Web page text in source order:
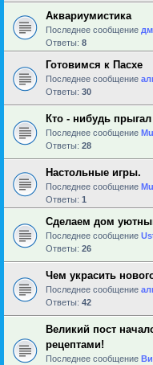
Аквариумистика
Последнее сообщение
Ответы: 8
Готовимся к Пасхе
Последнее сообщение
Ответы: 30
Кто - нибудь
Последнее сообщение
Ответы: 28
Настольные игры.
Последнее сообщение
Ответы: 1
Сделаем дом
Последнее сообщение
Ответы: 26
Чем украсить
Последнее сообщение
Ответы: 42
Великий пост
рецептами!
Последнее сообщение